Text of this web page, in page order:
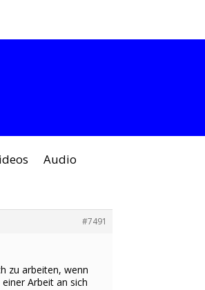
Audio
#7491
zu arbeiten, wenn
Arbeit an sich